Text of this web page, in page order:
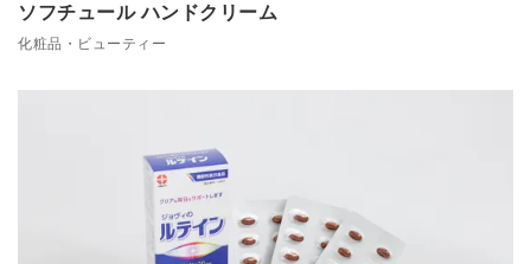
ソフチュール ハンドクリーム
化粧品・ビューティー